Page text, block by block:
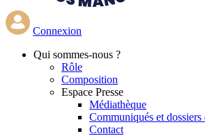
Connexion
Qui sommes-nous ?
Rôle
Composition
Espace Presse
Médiathèque
Communiqués et dossiers
Contact